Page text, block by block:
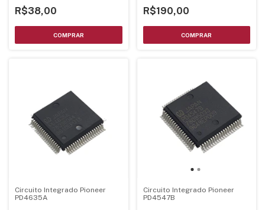
R$38,00 R$190,00
Circuito Integrado Pioneer
PD4635A
Circuito Integrado Pioneer
PD4547B